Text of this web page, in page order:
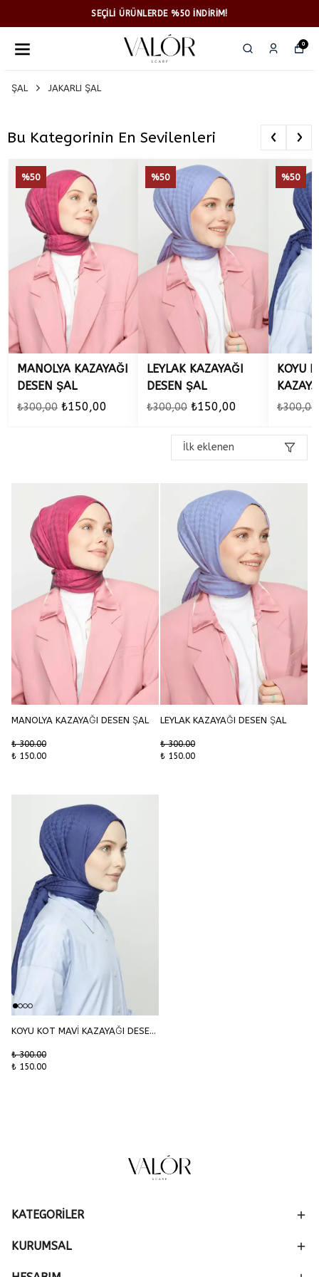
SEÇİLİ ÜRÜNLERDE %50 İNDİRİM!
0
ŞAL JAKARLI ŞAL
Bu Kategorinin En Sevilenleri ‹ ›
MANOLYA KAZAYAĞI
DESEN ŞAL
₺300,00 ₺150,00
%50
LEYLAK KAZAYAĞI
DESEN ŞAL
₺300,00 ₺150,00
%50
KOYU
ŞAL
₺300,00
%50
İlk eklenen
MANOLYA KAZAYAĞI DESEN ŞAL
₺ 300.00
₺ 150.00
LEYLAK KAZAYAĞI DESEN ŞAL
₺ 300.00
₺ 150.00
KOYU KOT MAVİ KAZAYAĞI DESEN ŞAL
₺ 300.00
₺ 150.00
KATEGORİLER
KURUMSAL